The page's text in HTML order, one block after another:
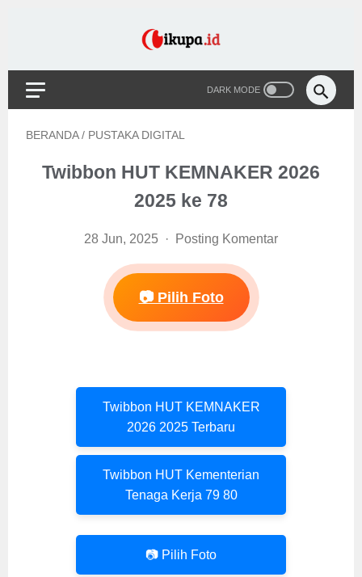
BERANDA / PUSTAKA DIGITAL
Twibbon HUT KEMNAKER 2026
2025 ke 78
28 Jun, 2025 Posting Komentar
📷 Pilih Foto
Twibbon HUT KEMNAKER
2026 2025 Terbaru
Twibbon HUT Kementerian
Tenaga Kerja 79 80
📷 Pilih Foto